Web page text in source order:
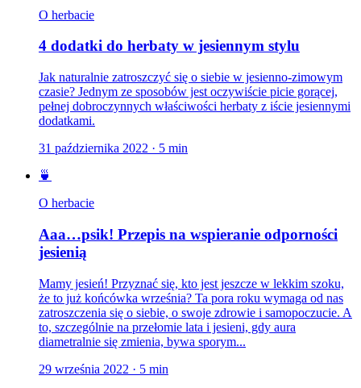
O herbacie
4 dodatki do herbaty w jesiennym stylu
Jak naturalnie zatroszczyć się o siebie w jesienno-zimowym
czasie? Jednym ze sposobów jest oczywiście picie gorącej,
pełnej dobroczynnych właściwości herbaty z iście jesiennymi
dodatkami.
31 października 2022 · 5 min
🍵
O herbacie
Aaa…psik! Przepis na wspieranie odporności
jesienią
Mamy jesień! Przyznać się, kto jest jeszcze w lekkim szoku,
że to już końcówka września? Ta pora roku wymaga od nas
zatroszczenia się o siebie, o swoje zdrowie i samopoczucie. A
to, szczególnie na przełomie lata i jesieni, gdy aura
diametralnie się zmienia, bywa sporym...
29 września 2022 · 5 min